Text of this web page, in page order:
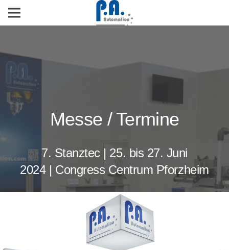
Messe / Termine
7. Stanztec | 25. bis 27. Juni
2024 | Congress Centrum Pforzheim